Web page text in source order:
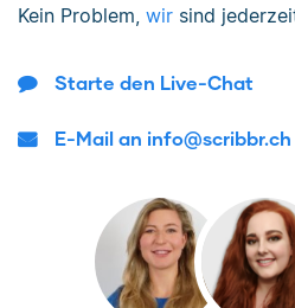
Kein Problem, wir sind
Starte den Live-Chat
E-Mail an info@scribbr.ch